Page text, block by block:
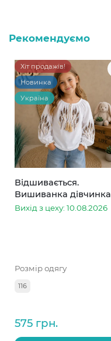
Рекомендуємо
Хіт продажів!
Новинка
Україна
Відшивається.
Вишиванка дівчинка
колоски
Вихід з цеху: 10.08.2026
Розмір одягу
116
575 грн.